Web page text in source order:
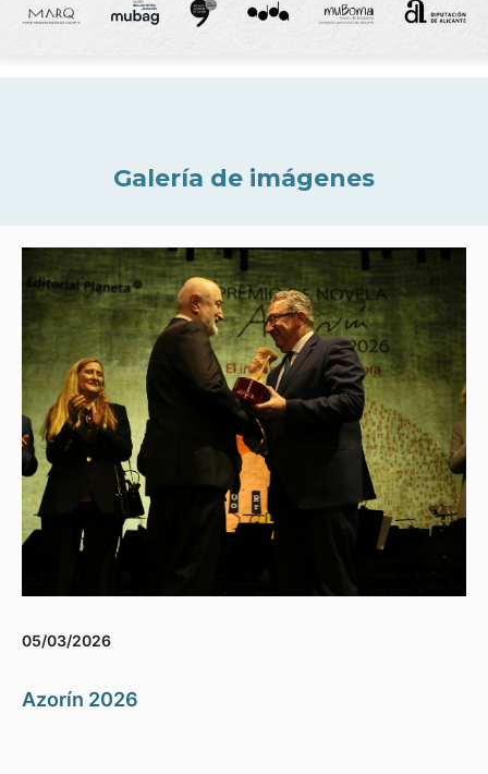
Galería de imágenes
05/03/2026
Azorín 2026